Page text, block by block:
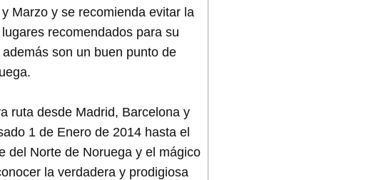
Marzo y se recomienda evitar la
recomendados para su
son un buen punto de
ruta desde Madrid, Barcelona y
1 de Enero de 2014 hasta el
del Norte de Noruega y el mágico
la verdadera y prodigiosa